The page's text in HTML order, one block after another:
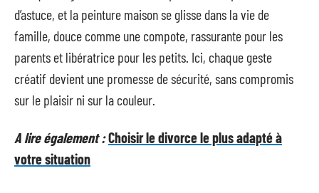
d’astuce, et la peinture maison se glisse dans la vie de
famille, douce comme une compote, rassurante pour les
parents et libératrice pour les petits. Ici, chaque geste
créatif devient une promesse de sécurité, sans compromis
sur le plaisir ni sur la couleur.
A lire également :Choisir le divorce le plus adapté à
votre situation